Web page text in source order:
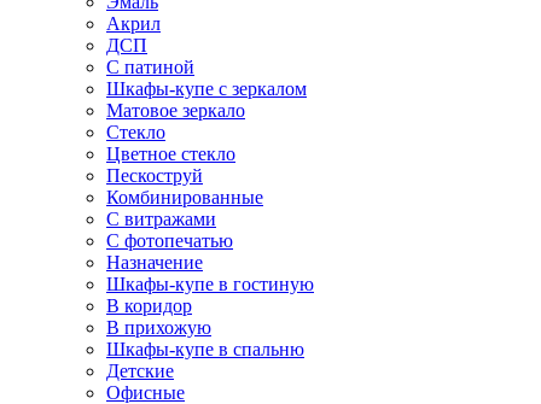
Акрил
ДСП
С патиной
Шкафы-купе с зеркалом
Матовое зеркало
Стекло
Цветное стекло
Пескоструй
Комбинированные
С витражами
С фотопечатью
Назначение
Шкафы-купе в гостиную
В коридор
В прихожую
Шкафы-купе в спальню
Детские
Офисные